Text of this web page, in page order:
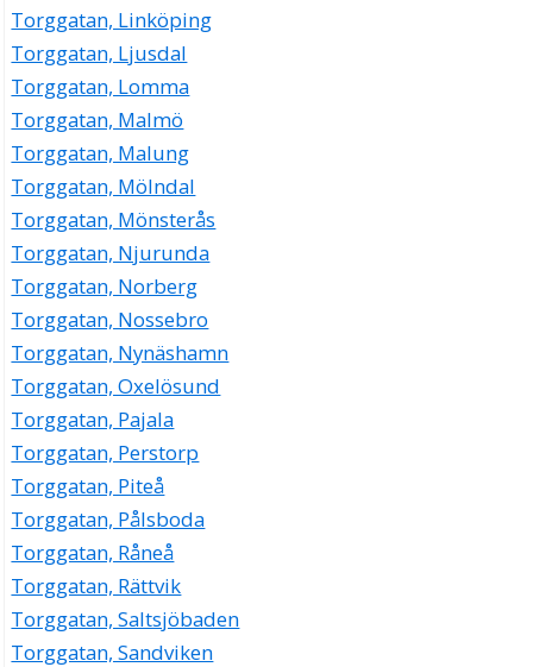
Torggatan, Linköping
Torggatan, Ljusdal
Torggatan, Lomma
Torggatan, Malmö
Torggatan, Malung
Torggatan, Mölndal
Torggatan, Mönsterås
Torggatan, Njurunda
Torggatan, Norberg
Torggatan, Nossebro
Torggatan, Nynäshamn
Torggatan, Oxelösund
Torggatan, Pajala
Torggatan, Perstorp
Torggatan, Piteå
Torggatan, Pålsboda
Torggatan, Råneå
Torggatan, Rättvik
Torggatan, Saltsjöbaden
Torggatan, Sandviken